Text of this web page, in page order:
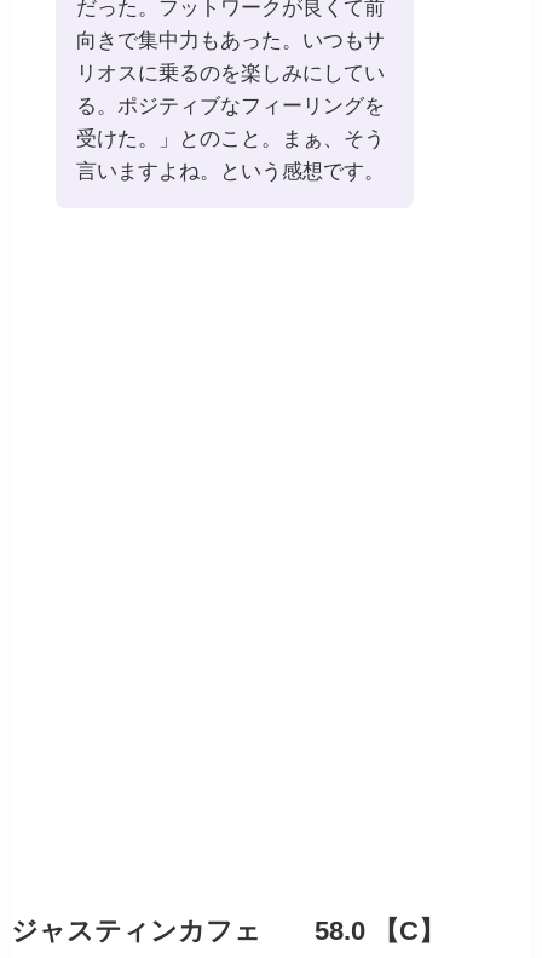
だった。フットワークが良くて前
向きで集中力もあった。いつもサ
リオスに乗るのを楽しみにしてい
る。ポジティブなフィーリングを
受けた。」とのこと。まぁ、そう
言いますよね。という感想です。
ジャスティンカフェ 58.0 【C】